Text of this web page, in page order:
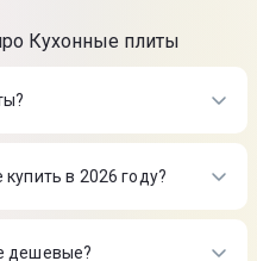
Кухонные плиты
Кухонные плиты в интернет-
FCMW581009-14 999 ₴
FSC-F5060PB
в 2026 году?
2026 году по мнению
дешевые?